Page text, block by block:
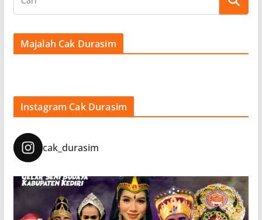
Majalah Cak Durasim
Instagram Cak Durasim
cak_durasim